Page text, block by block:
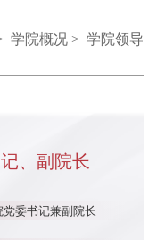
学院概况 > 学院领导
、副院长
委书记兼副院长